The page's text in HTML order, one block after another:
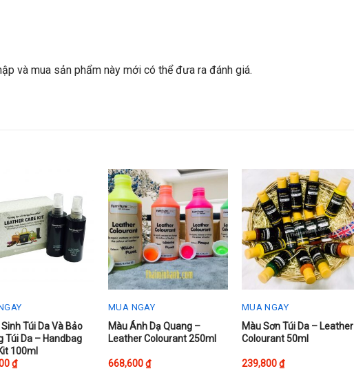
và mua sản phẩm này mới có thể đưa ra đánh giá.
Sinh Túi Da Và Bảo
Túi Da – Handbag
100ml
₫
MUA NGAY
This
product
has
Màu Ánh Dạ Quang –
Leather Colourant 250ml
668,600₫
MUA NGAY
This
product
has
Màu Sơn Túi Da – Leather
Colourant 50ml
239,800₫